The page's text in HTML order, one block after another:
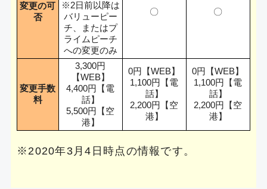
変更の可
否
※2日前以降は
バリューピー
チ、またはプ
ライムピーチ
への変更のみ
〇 〇
変更手数
料
3,300円
【WEB】
4,400円【電
話】
5,500円【空
港】
0円【WEB】
1,100円【電
話】
2,200円【空
港】
0円【WEB】
1,100円【電
話】
2,200円【空
港】
※2020年3月4日時点の情報です。